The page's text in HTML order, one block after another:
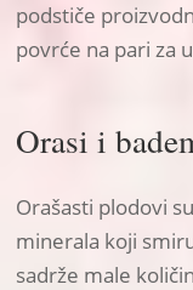
podstiče
povrće na pari za
Orasi i
Orašasti plodovi
minerala koji
sadrže male